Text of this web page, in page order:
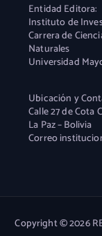
Entidad Editora:
Instituto de
Carrera de
Naturales
Universidad
Ubicación y
Calle 27 de Cota
La Paz – Bolivia
Correo
Copyright © 2026